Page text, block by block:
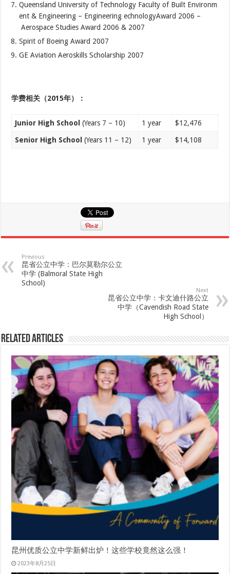
Queensland University of Technology Faculty of Built Environm
ent & Engineering – Engineering echnologyAward 2006 –
Aerospace Studies Award 2006 & 2007
Spirit of Boeing Award 2007
GE Aviation Aeroskills Scholarship 2007
学费相关（2015年）：
Junior High School (Years 7 – 10) 1 year $12,476
Senior High School (Years 11 – 12) 1 year $14,108
Previous
昆省公立中学：巴尔莫勒尔公立
中学 (Balmoral State High
School)
Next
昆省公立中学：卡文迪什路公立
中学（Cavendish Road State
High School）
Related Articles
昆州优质公立中学新鲜出炉！这些学校竟然这么强！
2023年8月25日